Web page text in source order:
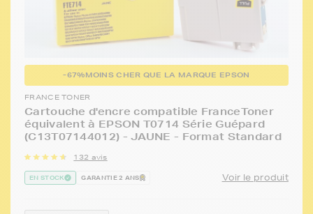
-67%MOINS CHER QUE LA MARQUE EPSON
FRANCE TONER
Cartouche d'encre compatible FranceToner
équivalent à EPSON T0714 Série Guépard
(C13T07144012) - JAUNE - Format Standard
132 avis
EN STOCK GARANTIE 2 ANS Voir le produit